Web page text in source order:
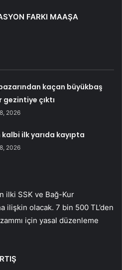
FARKI MAAŞA
kaçan büyükbaş
çıktı
2026
ilk yarıda kayıpta
2026
ilki SSK ve Bağ-Kur
ilişkin olacak. 7 bin 500 TL’den
için yasal düzenleme